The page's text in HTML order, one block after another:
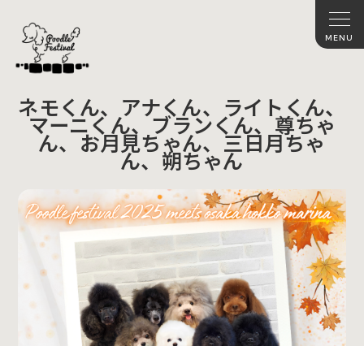
ネモくん、アナくん、ライトくん、
マーニくん、ブランくん、尊ちゃ
ん、お月見ちゃん、三日月ちゃ
ん、朔ちゃん